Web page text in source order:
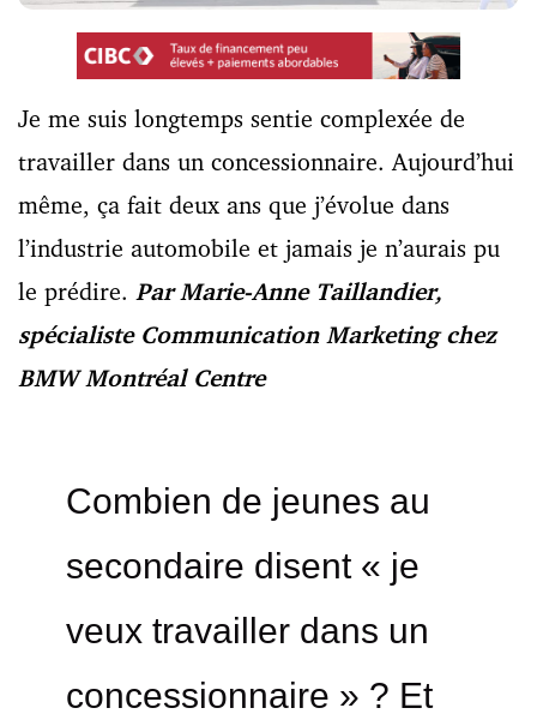
Je me suis longtemps sentie complexée de
travailler dans un concessionnaire. Aujourd’hui
même, ça fait deux ans que j’évolue dans
l’industrie automobile et jamais je n’aurais pu
le prédire. Par Marie-Anne Taillandier,
spécialiste Communication Marketing chez
BMW Montréal Centre
Combien de jeunes au
secondaire disent « je
veux travailler dans un
concessionnaire » ? Et